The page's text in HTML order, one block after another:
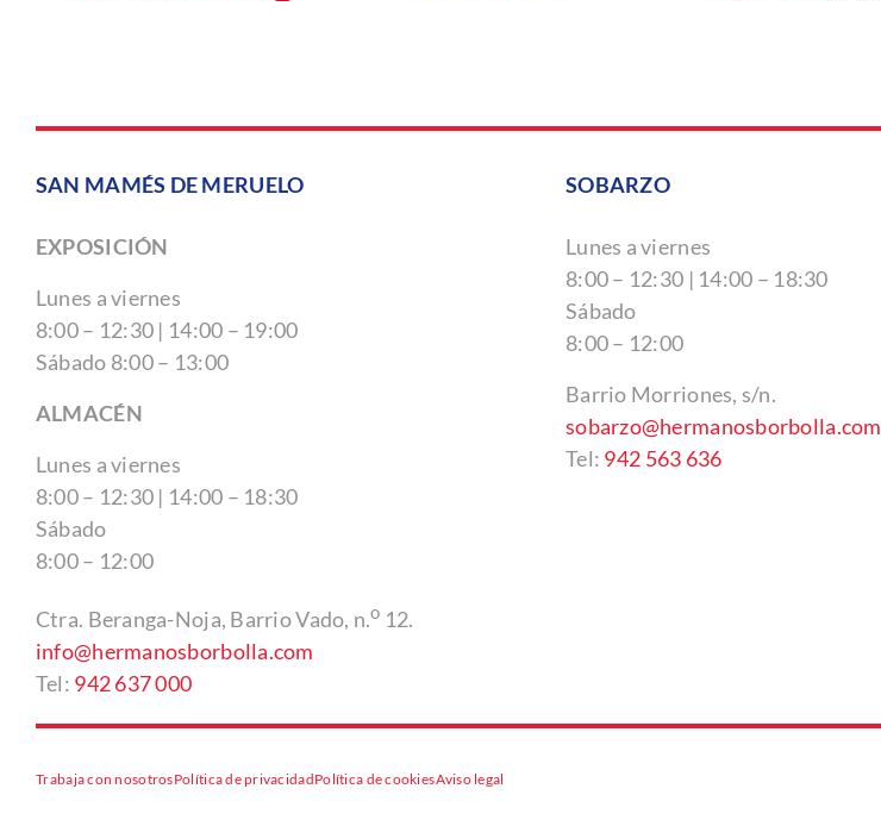
SAN MAMÉS DE MERUELO
EXPOSICIÓN
Lunes a viernes
8:00 – 12:30 | 14:00 – 19:00
Sábado 8:00 – 13:00
ALMACÉN
Lunes a viernes
8:00 – 12:30 | 14:00 – 18:30
Sábado
8:00 – 12:00
Ctra. Beranga-Noja, Barrio Vado, n.o 12.
info@hermanosborbolla.com
Tel: 942 637 000
SOBARZO
Lunes a viernes
8:00 – 12:30 | 14:00 – 18:30
Sábado
8:00 – 12:00
Barrio Morriones, s/n.
sobarzo@hermanosborbolla.com
Tel: 942 563 636
Trabaja con nosotrosPolítica de privacidadPolítica de cookiesAviso legal